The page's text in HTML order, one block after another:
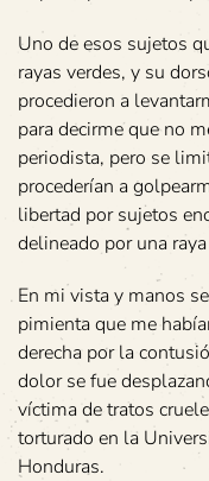
Uno de esos sujetos
rayas verdes, y su
procedieron a
para decirme que no
periodista, pero se
procederían a
libertad por sujetos
delineado por una
En mi vista y manos
pimienta que me
derecha por la
dolor se fue
víctima de tratos
torturado en la
Honduras.